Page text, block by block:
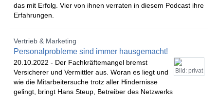
das mit Erfolg. Vier von ihnen verraten in diesem Podcast ihre
Erfahrungen.
Vertrieb & Marketing
Personalprobleme sind immer hausgemacht!
Bild: privat
20.10.2022 - Der Fachkräftemangel bremst
Versicherer und Vermittler aus. Woran es liegt und
wie die Mitarbeitersuche trotz aller Hindernisse
gelingt, bringt Hans Steup, Betreiber des Netzwerks